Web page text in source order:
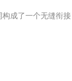
成了一个无缝衔接